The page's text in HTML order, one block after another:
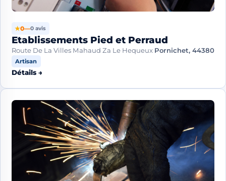
★0—0 avis
Etablissements Pied et Perraud
Route De La Villes Mahaud Za Le Hequeux Pornichet, 44380
Artisan
Détails →